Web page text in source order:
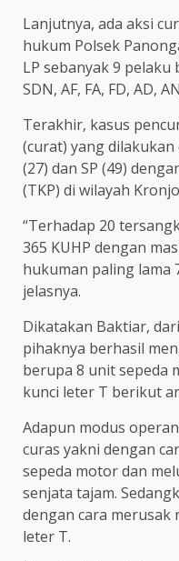
Lanjutnya, ada aksi
hukum Polsek
LP sebanyak 9
SDN, AF, FA, FD, AD,
Terakhir, kasus
(curat) yang
(27) dan SP (49)
(TKP) di wilayah
“Terhadap 20
365 KUHP dengan
hukuman paling lama
jelasnya.
Dikatakan Baktiar,
pihaknya berhasil
berupa 8 unit sepeda
kunci leter T berikut
Adapun modus
curas yakni dengan
sepeda motor dan
senjata tajam.
dengan cara merusak
leter T.